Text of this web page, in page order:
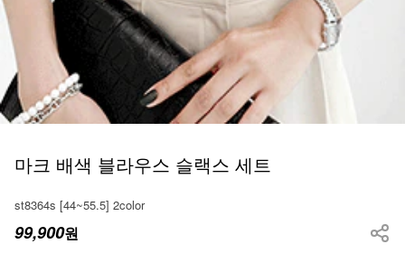
마크 배색 블라우스 슬랙스 세트
st8364s [44~55.5] 2color
99,900원